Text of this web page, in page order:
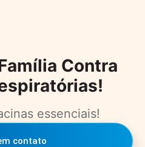
Contra
essenciais!
contato